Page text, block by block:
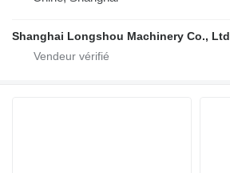
Shanghai Longshou Machinery Co., Ltd